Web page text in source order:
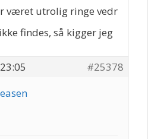
været utrolig ringe vedr
findes, så kigger jeg
#25378